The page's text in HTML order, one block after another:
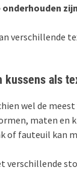
verschillende
kussens als
wel de
maten en
of fauteuil kan
verschillende